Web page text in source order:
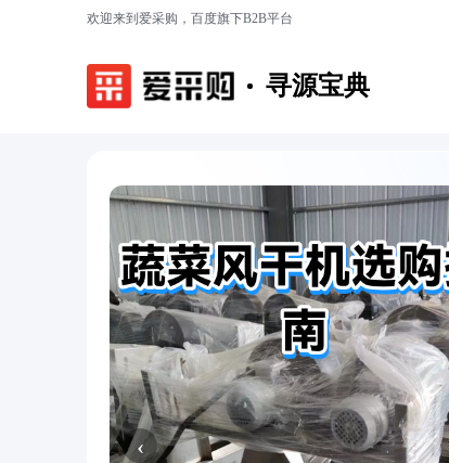
欢迎来到爱采购，百度旗下B2B平台
寻源宝典
‹